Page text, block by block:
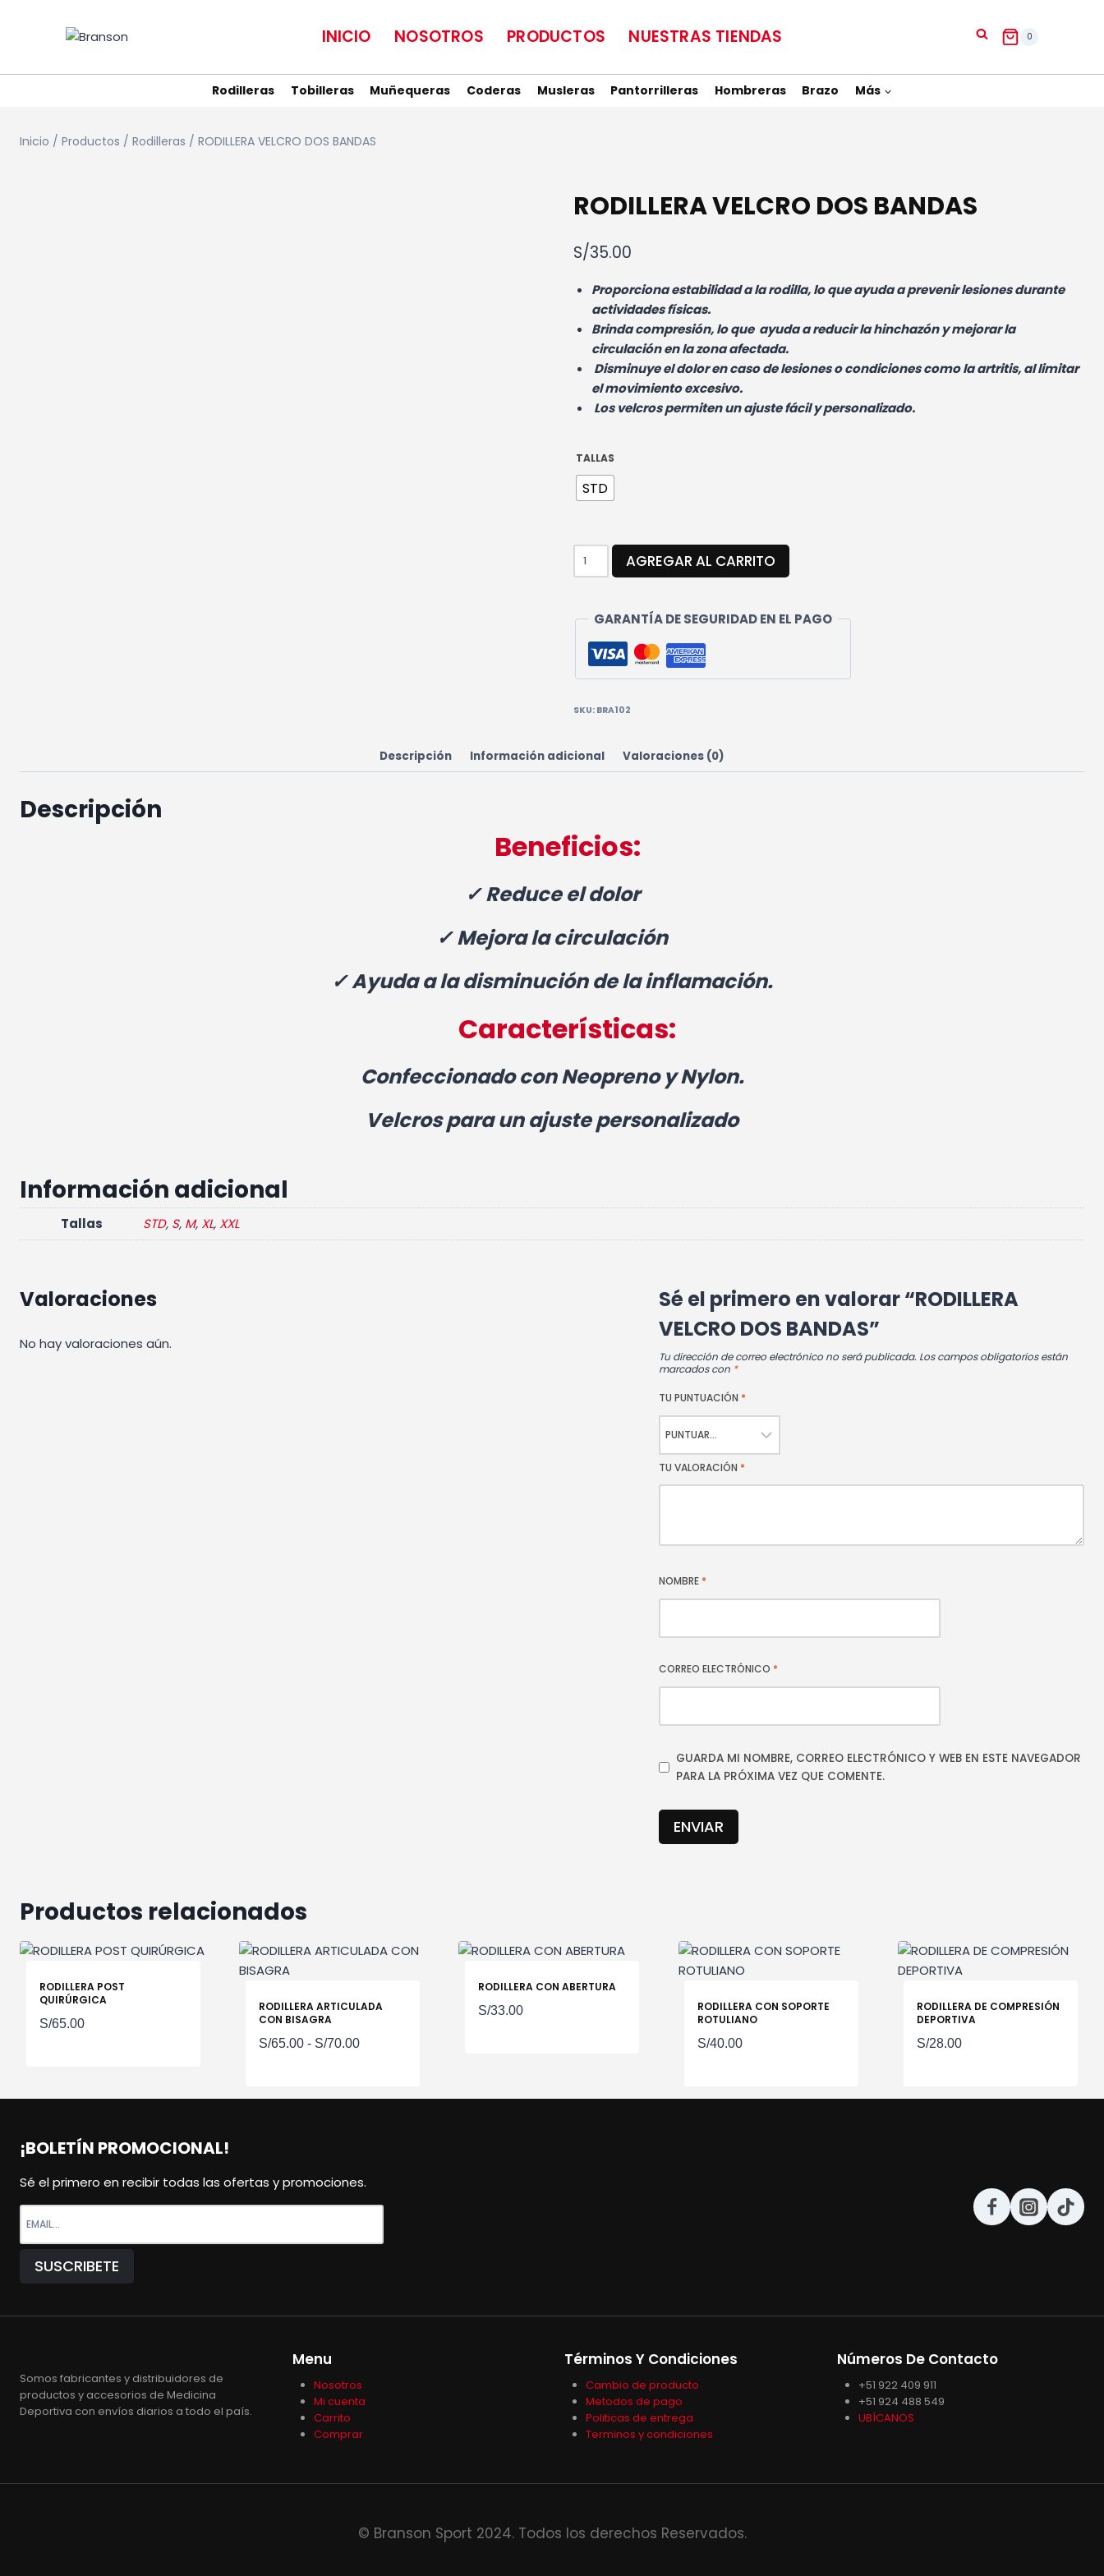
INICIO NOSOTROS PRODUCTOS NUESTRAS TIENDAS 0
Rodilleras Tobilleras Muñequeras Coderas Musleras Pantorrilleras Hombreras Brazo Más
Inicio / Productos / Rodilleras / RODILLERA VELCRO DOS BANDAS
RODILLERA VELCRO DOS BANDAS
S/35.00
Proporciona estabilidad a la rodilla, lo que ayuda a prevenir lesiones durante
actividades físicas.
Brinda compresión, lo que ayuda a reducir la hinchazón y mejorar la
circulación en la zona afectada.
Disminuye el dolor en caso de lesiones o condiciones como la artritis, al limitar
el movimiento excesivo.
Los velcros permiten un ajuste fácil y personalizado.
TALLAS
STD
RODILLERA
VELCRO
CANTIDAD
AGREGAR AL CARRITO
GARANTÍA DE SEGURIDAD EN EL PAGO
SKU: BRA102
Descripción Información adicional Valoraciones (0)
Descripción
Beneficios:
✓ Reduce el dolor
✓ Mejora la circulación
✓ Ayuda a la disminución de la inflamación.
Características:
Confeccionado conNeoprenoyNylon.
Velcros para un ajuste personalizado
Información adicional
Tallas STD, S, M, XL, XXL
Valoraciones
No hay valoraciones aún.
Sé el primero en valorar “RODILLERA
VELCRO DOS BANDAS”
Tu dirección de correo electrónico no será publicada. Los campos obligatorios están
marcados con *
TU PUNTUACIÓN *
TU VALORACIÓN *
NOMBRE *
CORREO ELECTRÓNICO *
GUARDA MI NOMBRE, CORREO ELECTRÓNICO Y WEB EN ESTE NAVEGADOR
PARA LA PRÓXIMA VEZ QUE COMENTE.
Productos relacionados
RODILLERA POST
QUIRÚRGICA
S/65.00
RODILLERA ARTICULADA
CON BISAGRA
S/65.00 - S/70.00Rango
RODILLERA CON ABERTURA
S/33.00
RODILLERA CON SOPORTE
ROTULIANO
S/40.00
RODILLERA DE COMPRESIÓN
DEPORTIVA
S/28.00
¡BOLETÍN PROMOCIONAL!
Sé el primero en recibir todas las ofertas y promociones.
Somos fabricantes y distribuidores de
productos y accesorios de Medicina
Deportiva con envíos diarios a todo el país.
Menu
Nosotros
Mi cuenta
Carrito
Comprar
Términos Y Condiciones
Cambio de producto
Metodos de pago
Politicas de entrega
Terminos y condiciones
Números De Contacto
+51 922 409 911
+51 924 488 549
UBÍCANOS
© Branson Sport 2024. Todos los derechos Reservados.